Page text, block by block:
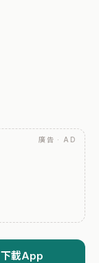
廣告 · AD
下載App